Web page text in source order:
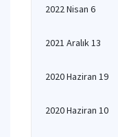
2022 Nisan 6
2021 Aralık 13
2020 Haziran 19
2020 Haziran 10